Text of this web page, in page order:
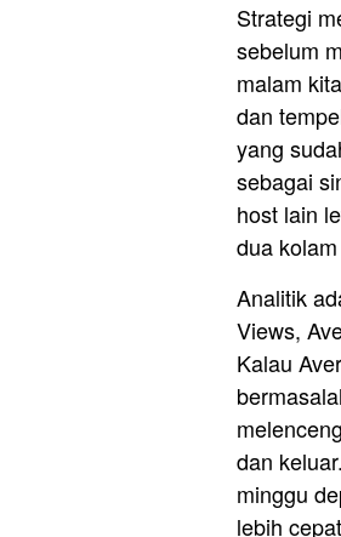
Strategi
sebelum
malam
dan
yang
sebagai
host lain
dua
Analitik
Views,
Kalau
dan
minggu
lebih